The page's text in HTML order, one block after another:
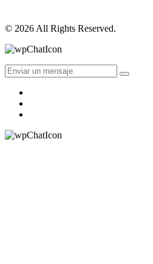
© 2026 All Rights Reserved.